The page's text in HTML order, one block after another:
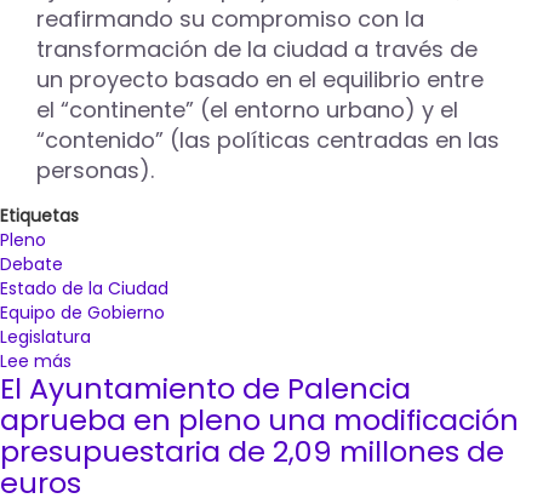
reafirmando su compromiso con la
transformación de la ciudad a través de
un proyecto basado en el equilibrio entre
el “continente” (el entorno urbano) y el
“contenido” (las políticas centradas en las
personas).
Etiquetas
Pleno
Debate
Estado de la Ciudad
Equipo de Gobierno
Legislatura
Lee más
El
equipo
de
Gobierno
pone
El Ayuntamiento de Palencia
aprueba en pleno una modificación
presupuestaria de 2,09 millones de
euros